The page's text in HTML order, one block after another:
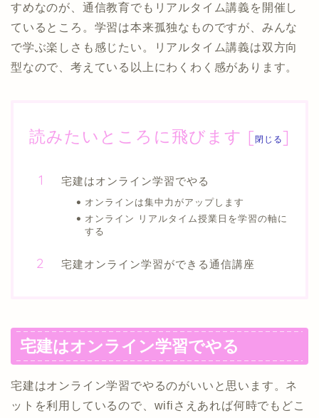
すめなのが、通信教育でもリアルタイム講義を開催し
ているところ。学習は本来孤独なものですが、みんな
で学ぶ楽しさも感じたい。リアルタイム講義は双方向
型なので、考えている以上にわくわく感があります。
読みたいところに飛びます [閉じる]
宅建はオンライン学習でやる
オンラインは集中力がアップします
オンライン リアルタイム授業日を学習の軸に
する
宅建オンライン学習ができる通信講座
宅建はオンライン学習でやる
宅建はオンライン学習でやるのがいいと思います。ネ
ットを利用しているので、wifiさえあれば何時でもどこ